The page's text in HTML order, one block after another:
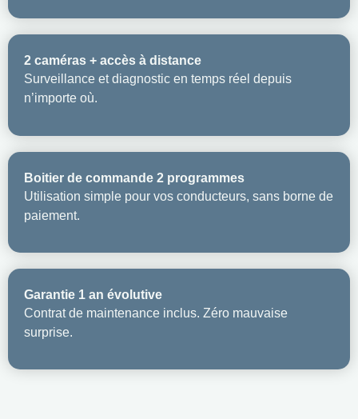
2 caméras + accès à distance
Surveillance et diagnostic en temps réel depuis
n’importe où.
Boitier de commande 2 programmes
Utilisation simple pour vos conducteurs, sans borne de
paiement.
Garantie 1 an évolutive
Contrat de maintenance inclus. Zéro mauvaise
surprise.